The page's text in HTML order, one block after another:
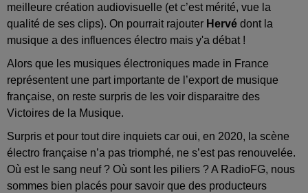
meilleure création audiovisuelle (et c’est mérité, vue la
qualité de ses clips). On pourrait rajouter Hervé dont la
musique a des influences électro mais y'a débat !
Alors que les musiques électroniques made in France
représentent une part importante de l’export de musique
française, on reste surpris de les voir disparaitre des
Victoires de la Musique.
Surpris et pour tout dire inquiets car oui, en 2020, la scène
électro française n’a pas triomphé, ne s’est pas renouvelée.
Où est le sang neuf ? Où sont les piliers ? A RadioFG, nous
sommes bien placés pour savoir que des producteurs